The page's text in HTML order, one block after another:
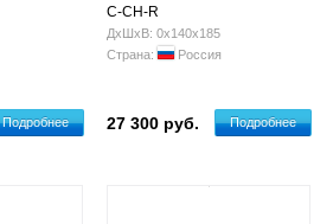
Подробнее
C-CH-R
ДхШхВ: 0х140х185
Страна:
Россия
27 300 руб. Подробнее